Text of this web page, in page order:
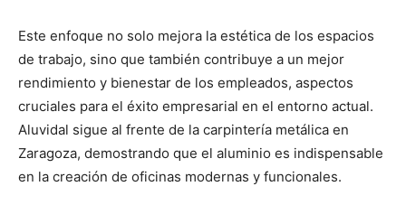
Este enfoque no solo mejora la estética de los espacios
de trabajo, sino que también contribuye a un mejor
rendimiento y bienestar de los empleados, aspectos
cruciales para el éxito empresarial en el entorno actual.
Aluvidal sigue al frente de la carpintería metálica en
Zaragoza, demostrando que el aluminio es indispensable
en la creación de oficinas modernas y funcionales.